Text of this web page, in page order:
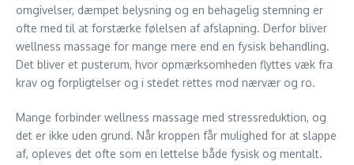
omgivelser, dæmpet belysning og en behagelig stemning er
ofte med til at forstærke følelsen af afslapning. Derfor bliver
wellness massage for mange mere end en fysisk behandling.
Det bliver et pusterum, hvor opmærksomheden flyttes væk fra
krav og forpligtelser og i stedet rettes mod nærvær og ro.
Mange forbinder wellness massage med stressreduktion, og
det er ikke uden grund. Når kroppen får mulighed for at slappe
af, opleves det ofte som en lettelse både fysisk og mentalt.